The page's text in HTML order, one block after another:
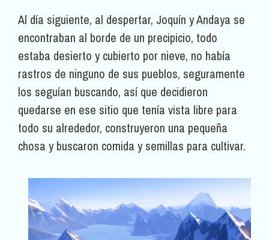
Al día siguiente, al despertar, Joquín y Andaya se
encontraban al borde de un precipicio, todo
estaba desierto y cubierto por nieve, no había
rastros de ninguno de sus pueblos, seguramente
los seguían buscando, así que decidieron
quedarse en ese sitio que tenía vista libre para
todo su alrededor, construyeron una pequeña
chosa y buscaron comida y semillas para cultivar.